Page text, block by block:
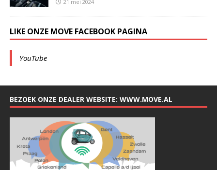
21 mei 2024
LIKE ONZE MOVE FACEBOOK PAGINA
YouTube
BEZOEK ONZE DEALER WEBSITE: WWW.MOVE.AL